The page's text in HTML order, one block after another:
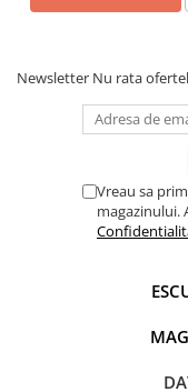
Newsletter Nu rata
Vreau sa
magazinului.